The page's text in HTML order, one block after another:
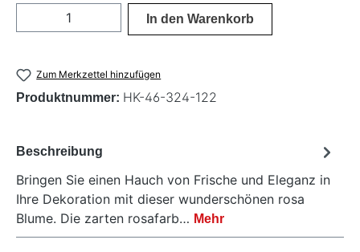
Produkt Anzahl: Gib den gewünschten
In den Warenkorb
Zum Merkzettel hinzufügen
Produktnummer: HK-46-324-122
Beschreibung
Bringen Sie einen Hauch von Frische und Eleganz in
Ihre Dekoration mit dieser wunderschönen rosa
Blume. Die zarten rosafarb… Mehr